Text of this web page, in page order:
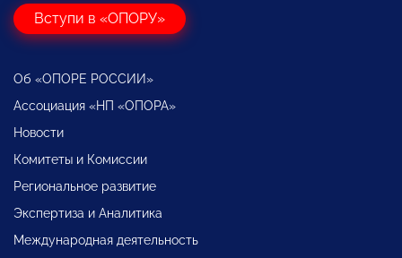
Вступи в «ОПОРУ»
Об «ОПОРЕ РОССИИ»
Ассоциация «НП «ОПОРА»
Новости
Комитеты и Комиссии
Региональное развитие
Экспертиза и Аналитика
Международная деятельность